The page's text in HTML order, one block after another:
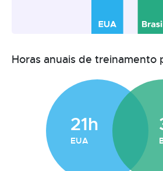
Horas anuais de treinamento
21h
EUA